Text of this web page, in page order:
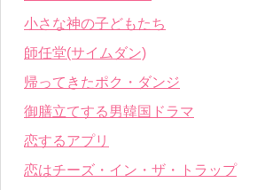
小さな神の子どもたち
師任堂(サイムダン)
帰ってきたポク・ダンジ
御膳立てする男韓国ドラマ
恋するアプリ
恋はチーズ・イン・ザ・トラップ